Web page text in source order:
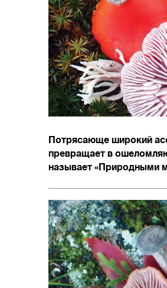
Потрясающе широкий
превращает в
называет «Природными